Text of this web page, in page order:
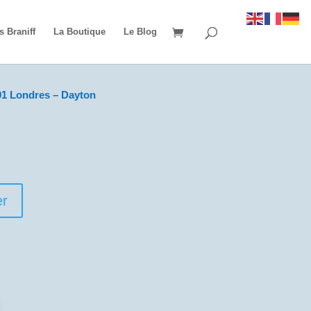
Braniff La Boutique Le Blog
Londres – Dayton